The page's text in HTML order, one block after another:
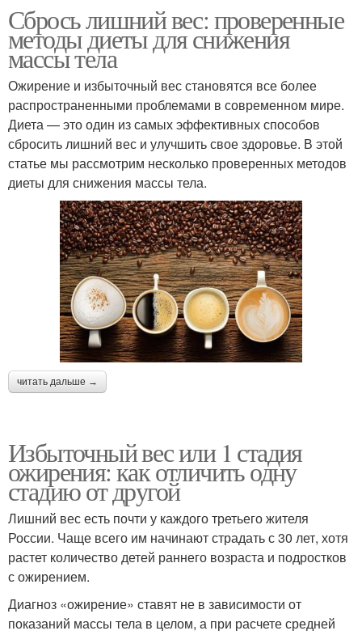
Сбрось лишний вес: проверенные
методы диеты для снижения
массы тела
Ожирение и избыточный вес становятся все более
распространенными проблемами в современном мире.
Диета — это один из самых эффективных способов
сбросить лишний вес и улучшить свое здоровье. В этой
статье мы рассмотрим несколько проверенных методов
диеты для снижения массы тела.
читать дальше →
Избыточный вес или 1 стадия
ожирения: как отличить одну
стадию от другой
Лишний вес есть почти у каждого третьего жителя
России. Чаще всего им начинают страдать с 30 лет, хотя
растет количество детей раннего возраста и подростков
с ожирением.
Диагноз «ожирение» ставят не в зависимости от
показаний массы тела в целом, а при расчете средней